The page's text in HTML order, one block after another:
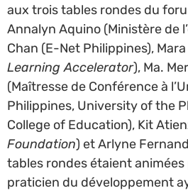
aux trois tables rondes du
Annalyn Aquino (Ministère de
Chan (E-Net Philippines), Mara
Learning Accelerator), Ma.
(Maîtresse de Conférence à
Philippines, University of the
College of Education), Kit
Foundation) et Arlyne
tables rondes étaient animées
praticien du développement